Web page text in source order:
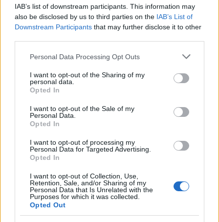
IAB’s list of downstream participants. This information may
also be disclosed by us to third parties on the IAB’s List of
Downstream Participants that may further disclose it to other
Please note that this website/app uses one or more Google
not limited to your visit or usage behaviour. You may click to
grant or deny consent to Google and its third-party tags to
use your data for below specified purposes in below Google
consent section.
Personal Data Processing Opt Outs
I want to opt-out of the Sharing of my
personal data.
Opted In
I want to opt-out of the Sale of my
Personal Data.
Opted In
I want to opt-out of processing my
Personal Data for Targeted Advertising.
Opted In
I want to opt-out of Collection, Use,
Retention, Sale, and/or Sharing of my
Personal Data that Is Unrelated with the
Purposes for which it was collected.
Opted Out
Incidente sulla strada provinciale ad Arzachena,
un ferito
Sangue, musica e solidarietà con Avis Olbia al
Delta Center
Meteo Olbia 9 agosto, temperature in calo
Salmo finisce in ospedale a Catania, ma il tour